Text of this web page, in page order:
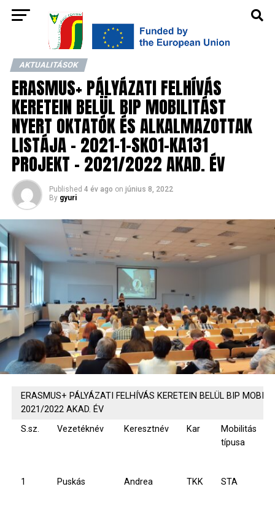
AKTUALITÁSOK
ERASMUS+ PÁLYÁZATI FELHÍVÁS
KERETEIN BELÜL BIP MOBILITÁST
NYERT OKTATÓK ÉS ALKALMAZOTTAK
LISTÁJA – 2021-1-SK01-KA131
PROJEKT – 2021/2022 AKAD. ÉV
Published 4 év ago on június 8, 2022
By gyuri
ERASMUS+ PÁLYÁZATI FELHÍVÁS KERETEIN BELÜL BIP
2021/2022 AKAD. ÉV
S.sz.
Vezetéknév Keresztnév Kar
Mobilitás
típusa
1 Puskás Andrea TKK STA